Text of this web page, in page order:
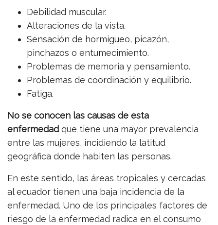
Debilidad muscular.
Alteraciones de la vista.
Sensación de hormigueo, picazón,
pinchazos o entumecimiento.
Problemas de memoria y pensamiento.
Problemas de coordinación y equilibrio.
Fatiga.
No se conocen las causas de esta
enfermedadque tiene una mayor prevalencia
entre las mujeres, incidiendo la latitud
geográfica donde habiten las personas.
En este sentido, las áreas tropicales y cercadas
al ecuador tienen una baja incidencia de la
enfermedad. Uno de los principales factores de
riesgo de la enfermedad radica en el consumo